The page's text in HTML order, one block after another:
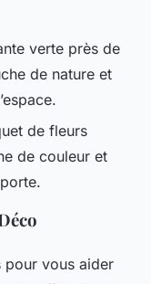
verte près de
de nature et
de fleurs
de couleur et
pour vous aider